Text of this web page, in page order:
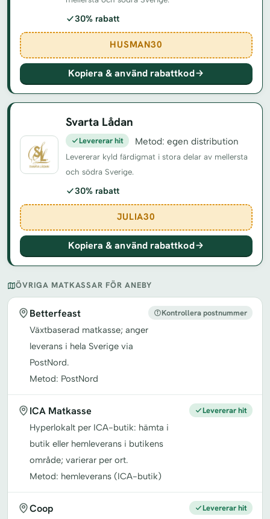
30% rabatt
HUSMAN30
Kopiera & använd rabattkod
Svarta Lådan
Levererar hit Metod: egen distribution
Levererar kyld färdigmat i stora delar av mellersta
och södra Sverige.
30% rabatt
JULIA30
Kopiera & använd rabattkod
ÖVRIGA MATKASSAR FÖR ANEBY
Betterfeast
Växtbaserad matkasse; anger
leverans i hela Sverige via
PostNord.
Metod: PostNord
Kontrollera postnummer
ICA Matkasse
Hyperlokalt per ICA-butik: hämta i
butik eller hemleverans i butikens
område; varierar per ort.
Metod: hemleverans (ICA-butik)
Levererar hit
Coop Levererar hit